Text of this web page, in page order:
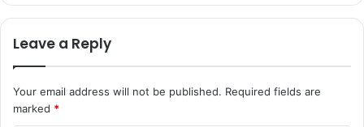
Leave a Reply
Your email address will not be published. Required fields are
marked *